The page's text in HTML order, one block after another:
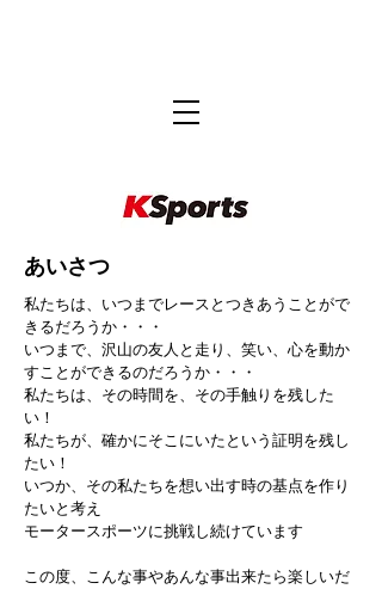
​あいさつ
私たちは、いつまでレースとつきあうことがで
きるだろうか・・・
いつまで、沢山の友人と走り、笑い、心を動か
すことができるのだろうか・・・
私たちは、その時間を、その手触りを残した
い！
私たちが、確かにそこにいたという証明を残し
たい！
いつか、その私たちを想い出す時の基点を作り
たいと考え
モータースポーツに挑戦し続けています
この度、こんな事やあんな事出来たら楽しいだ